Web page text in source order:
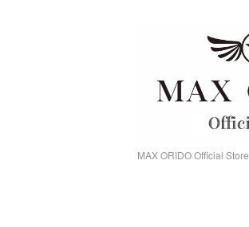
MAX ORIDO Official Store